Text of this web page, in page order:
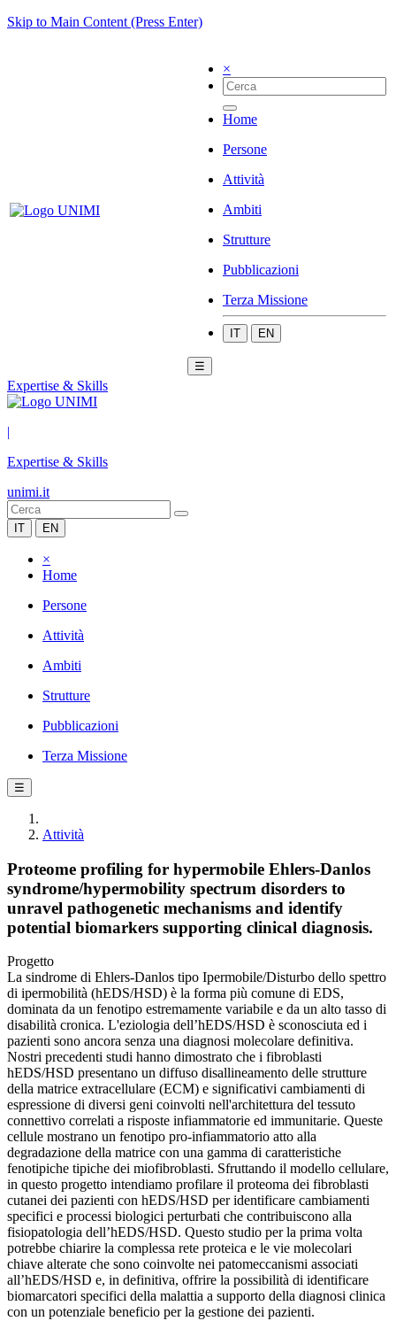
Skip to Main Content (Press Enter)
×
Home
Persone
Attività
Ambiti
Strutture
Pubblicazioni
Terza Missione
IT EN
☰
Expertise & Skills
|
Expertise & Skills
unimi.it
IT EN
×
Home
Persone
Attività
Ambiti
Strutture
Pubblicazioni
Terza Missione
☰
Attività
Proteome profiling for hypermobile Ehlers-Danlos
syndrome/hypermobility spectrum disorders to
unravel pathogenetic mechanisms and identify
potential biomarkers supporting clinical diagnosis.
Progetto
La sindrome di Ehlers-Danlos tipo Ipermobile/Disturbo dello spettro
di ipermobilità (hEDS/HSD) è la forma più comune di EDS,
dominata da un fenotipo estremamente variabile e da un alto tasso di
disabilità cronica. L'eziologia dell’hEDS/HSD è sconosciuta ed i
pazienti sono ancora senza una diagnosi molecolare definitiva.
Nostri precedenti studi hanno dimostrato che i fibroblasti
hEDS/HSD presentano un diffuso disallineamento delle strutture
della matrice extracellulare (ECM) e significativi cambiamenti di
espressione di diversi geni coinvolti nell'architettura del tessuto
connettivo correlati a risposte infiammatorie ed immunitarie. Queste
cellule mostrano un fenotipo pro-infiammatorio atto alla
degradazione della matrice con una gamma di caratteristiche
fenotipiche tipiche dei miofibroblasti. Sfruttando il modello cellulare,
in questo progetto intendiamo profilare il proteoma dei fibroblasti
cutanei dei pazienti con hEDS/HSD per identificare cambiamenti
specifici e processi biologici perturbati che contribuiscono alla
fisiopatologia dell’hEDS/HSD. Questo studio per la prima volta
potrebbe chiarire la complessa rete proteica e le vie molecolari
chiave alterate che sono coinvolte nei patomeccanismi associati
all’hEDS/HSD e, in definitiva, offrire la possibilità di identificare
biomarcatori specifici della malattia a supporto della diagnosi clinica
con un potenziale beneficio per la gestione dei pazienti.